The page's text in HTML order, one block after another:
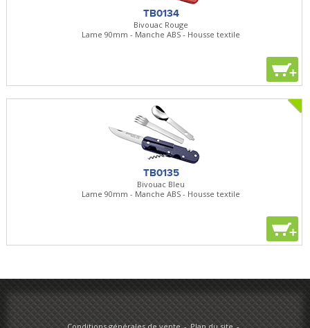
TB0134
Bivouac Rouge
Lame 90mm - Manche ABS - Housse textile
+
TB0135
Bivouac Bleu
Lame 90mm - Manche ABS - Housse textile
+